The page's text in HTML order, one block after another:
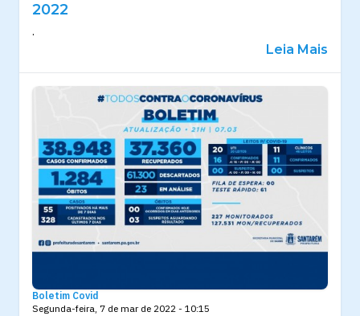
2022
.
Leia Mais
Boletim Covid
Segunda-feira, 7 de mar de 2022 - 10:15